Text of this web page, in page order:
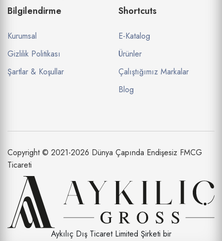
Bilgilendirme
Kurumsal
Gizlilik Politikası
Şartlar & Koşullar
Shortcuts
E-Katalog
Ürünler
Çalıştığımız Markalar
Blog
Copyright © 2021-2026 Dünya Çapında Endişesiz FMCG
Ticareti
Aykılıç Dış Ticaret Limited Şirketi bir